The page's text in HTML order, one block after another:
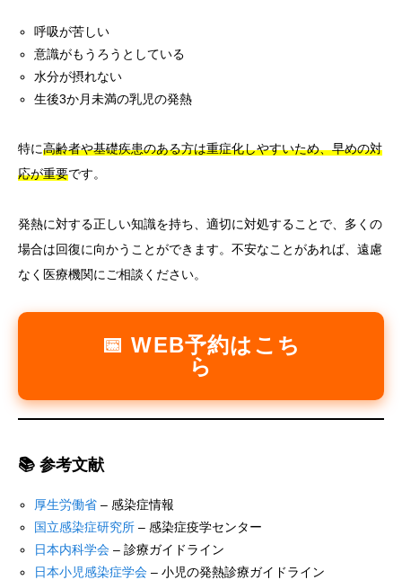
呼吸が苦しい
意識がもうろうとしている
水分が摂れない
生後3か月未満の乳児の発熱
特に高齢者や基礎疾患のある方は重症化しやすいため、早めの対
応が重要です。
発熱に対する正しい知識を持ち、適切に対処することで、多くの
場合は回復に向かうことができます。不安なことがあれば、遠慮
なく医療機関にご相談ください。
📅 WEB予約はこち
ら
📚 参考文献
厚生労働省 – 感染症情報
国立感染症研究所 – 感染症疫学センター
日本内科学会 – 診療ガイドライン
日本小児感染症学会 – 小児の発熱診療ガイドライン